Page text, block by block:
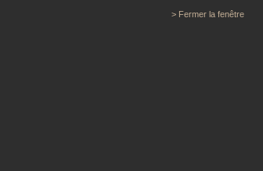
> Fermer la fenêtre